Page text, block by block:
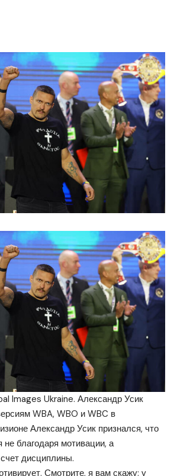
Images Ukraine. Александр Усик
WBA, WBO и WBC в
Александр Усик признался, что
не благодаря мотивации, а
дисциплины.
Смотрите, я вам скажу: у